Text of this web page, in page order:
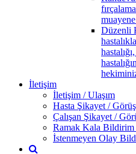
muayene
Düzenli
İletişim
İletişim / Ulaşım
Hasta Şikayet /
Çalışan Şikayet /
Ramak Kala Bildirim
İstenmeyen Olay